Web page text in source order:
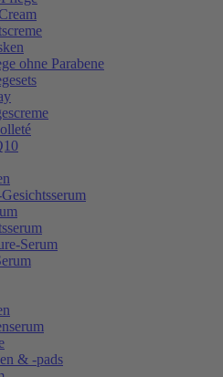
ohne Parabene
Serum
& -pads